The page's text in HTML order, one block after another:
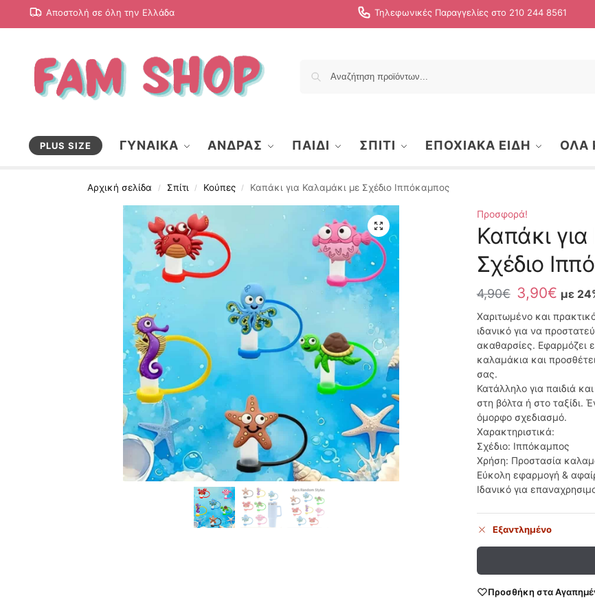
Αποστολή σε όλη την Ελλάδα Τηλεφωνικές Παραγγελίες στο 210 244 8561
PLUS SIZE ΓΥΝΑΙΚΑ ΑΝΔΡΑΣ ΠΑΙΔΙ ΣΠΙΤΙ ΕΠΟΧΙΑΚΑ ΕΙΔΗ ΟΛΑ
Αρχική σελίδα / Σπίτι / Κούπες / Καπάκι για Καλαμάκι με Σχέδιο Ιππόκαμπος
Προσφορά!
Καπάκι
Σχέδιο
4,90€ 3,90€ με
Χαριτωμένο και
ιδανικό για να
ακαθαρσίες. Εφαρμόζει
καλαμάκια και
σας.
Κατάλληλο για παιδιά
στη βόλτα ή στο ταξίδι.
όμορφο σχεδιασμό.
Χαρακτηριστικά:
Σχέδιο: Ιππόκαμπος
Χρήση: Προστασία
Εύκολη εφαρμογή &
Ιδανικό για
Εξαντλημένο
Προσθήκη στα